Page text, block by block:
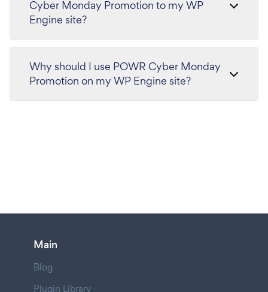
Cyber Monday Promotion to my WP
Engine site?
Why should I use POWR Cyber Monday
Promotion on my WP Engine site?
Main
Blog
Plugin Library